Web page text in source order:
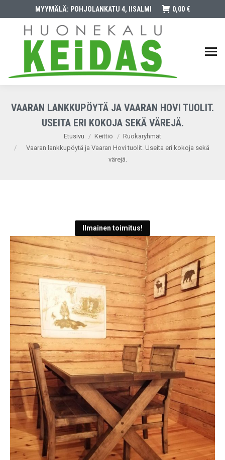
MYYMÄLÄ: POHJOLANKATU 4, IISALMI 0,00 €
VAARAN LANKKUPÖYTÄ JA VAARAN HOVI TUOLIT.
USEITA ERI KOKOJA SEKÄ VÄREJÄ.
Etusivu Keittiö
Ruokaryhmät
Vaaran lankkupöytä ja Vaaran Hovi tuolit. Useita eri kokoja sekä
värejä.
Ilmainen toimitus!